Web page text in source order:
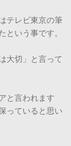
テレビ東京の筆
という事です。
大切」と言って
と言われます
っていると思い